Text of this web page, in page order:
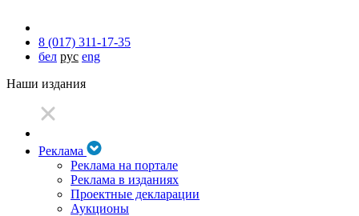
8 (017) 311-17-35
бел рус eng
Наши издания
Реклама
Реклама на портале
Реклама в изданиях
Проектные декларации
Аукционы